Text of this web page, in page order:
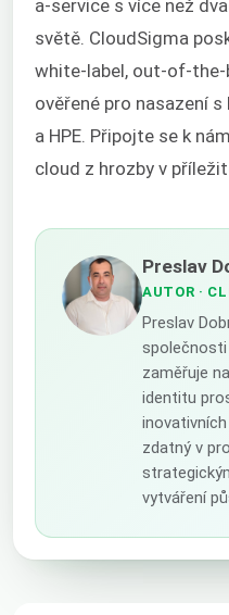
a-service s více než
světě. CloudSigma
white-label, out-of-the-
ověřené pro nasazení s
a HPE. Připojte se k
cloud z hrozby v
Preslav
AUTOR ·
Preslav
společnosti
zaměřuje
identitu
zdatný v
vytváření